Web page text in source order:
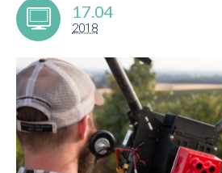
17.04
2018